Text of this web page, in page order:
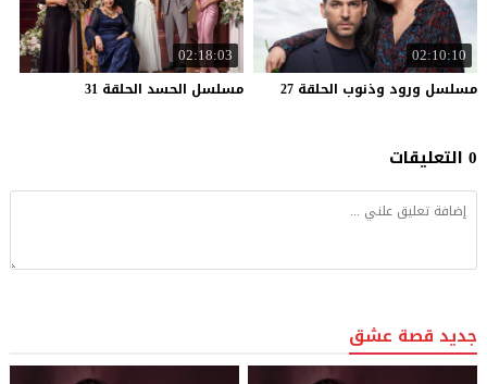
02:10:10
مسلسل ورود وذنوب الحلقة 27
02:18:03
مسلسل الحسد الحلقة 31
0 التعليقات
جديد قصة عشق